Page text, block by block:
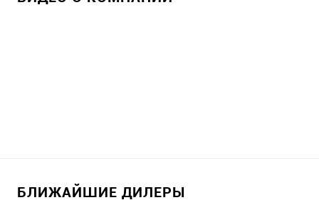
БЛИЖАЙШИЕ ДИЛЕРЫ